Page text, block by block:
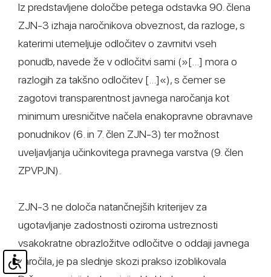
Iz predstavljene določbe petega odstavka 90. člena
ZJN-3 izhaja naročnikova obveznost, da razloge, s
katerimi utemeljuje odločitev o zavrnitvi vseh
ponudb, navede že v odločitvi sami (»[...] mora o
razlogih za takšno odločitev [...]«), s čemer se
zagotovi transparentnost javnega naročanja kot
minimum uresničitve načela enakopravne obravnave
ponudnikov (6. in 7. člen ZJN-3) ter možnost
uveljavljanja učinkovitega pravnega varstva (9. člen
ZPVPJN).
ZJN-3 ne določa natančnejših kriterijev za
ugotavljanje zadostnosti oziroma ustreznosti
vsakokratne obrazložitve odločitve o oddaji javnega
naročila, je pa slednje skozi prakso izoblikovala